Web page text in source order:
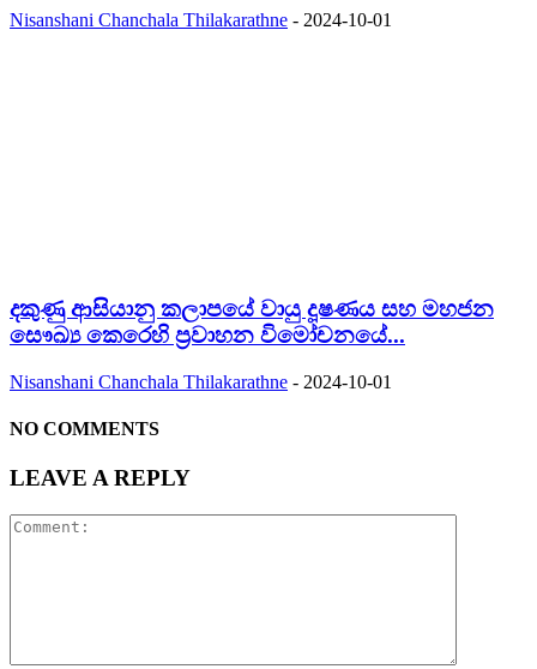
Nisanshani Chanchala Thilakarathne - 2024-10-01
දකුණු ආසියානු කලාපයේ වායු දූෂණය සහ මහජන
සෞඛ්‍ය කෙරෙහි ප්‍රවාහන විමෝචනයේ...
Nisanshani Chanchala Thilakarathne - 2024-10-01
NO COMMENTS
LEAVE A REPLY